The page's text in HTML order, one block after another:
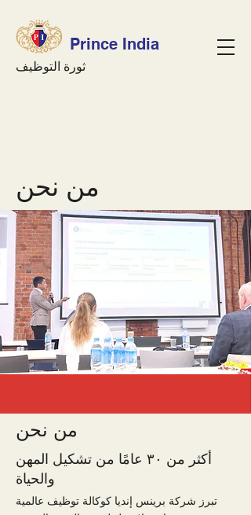
Prince India
ثورة التوظيف
من نحن
من نحن
أكثر من ٣٠ عامًا من تشكيل المهن
والحياة
تبرز شركة برينس إنديا كوكالة توظيف عالمية